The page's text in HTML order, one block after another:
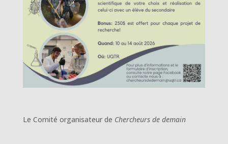
Le Comité organisateur de Chercheurs de demain